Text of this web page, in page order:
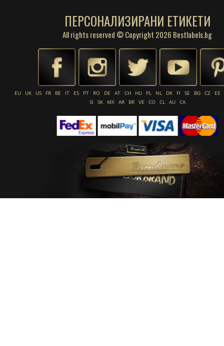
ПЕРСОНАЛИЗИРАНИ ЕТИКЕТИ
All rights reserved © Copyright 2026 Bestlabels.bg
EU UK US FR BE IT ES PT RO DE AT CH HU PL NL DK FI SE BG CZ
EE
SI
SK MX AR BR VE CO CL AU CA